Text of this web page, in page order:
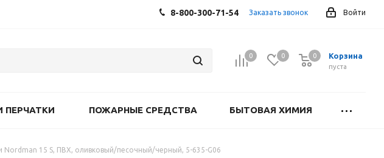
Войти
8-800-300-71-54 Заказать звонок
0 0 Корзина
0
пуста
0
ПЕРЧАТКИ ПОЖАРНЫЕ СРЕДСТВА БЫТОВАЯ ХИМИЯ
Nordman 15 S, ПВХ, оливковый/песочный/черный, 5-635-G06